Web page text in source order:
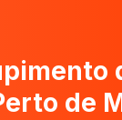
de